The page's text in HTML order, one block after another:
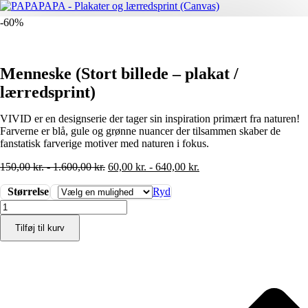
-60%
Menneske (Stort billede – plakat /
lærredsprint)
VIVID er en designserie der tager sin inspiration primært fra naturen!
Farverne er blå, gule og grønne nuancer der tilsammen skaber de
fanstatisk farverige motiver med naturen i fokus.
150,00kr.-1.600,00kr. 60,00 kr. - 640,00 kr.
Størrelse
Ryd
Menneske
(Stort
billede
-
Tilføj til kurv